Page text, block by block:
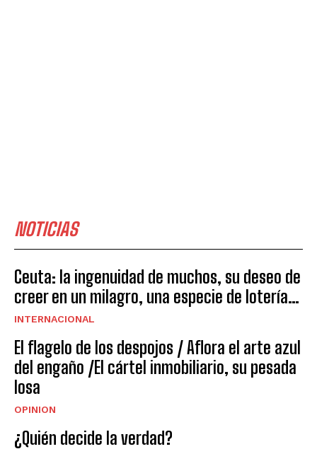
NOTICIAS
Ceuta: la ingenuidad de muchos, su deseo de
creer en un milagro, una especie de lotería…
INTERNACIONAL
El flagelo de los despojos / Aflora el arte azul
del engaño /El cártel inmobiliario, su pesada
losa
OPINION
¿Quién decide la verdad?